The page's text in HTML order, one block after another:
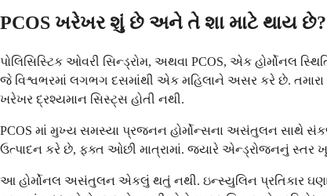
PCOS ખરેખર શું છે અને તે શા માટે થાય છે?
પોલિસિસ્ટિક ઓવરી સિન્ડ્રોમ, અથવા PCOS, એક હોર્મોનલ
જે વિશ્વભરમાં લગભગ દસમાંથી એક મહિલાને અસર કરે છે. તમારા
ખરેખર દ્રશ્યમાન સિસ્ટ્સ હોતી નથી.
PCOS માં મુખ્ય સમસ્યા પ્રજનન હોર્મોન્સના અસંતુલન સાથે
ઉત્પાદન કરે છે, ફક્ત ઓછી માત્રામાં. જ્યારે એન્ડ્રોજનનું સ્તર
આ હોર્મોનલ અસંતુલન એકલું થતું નથી. ઇન્સ્યુલિન પ્રતિકાર ઘણા